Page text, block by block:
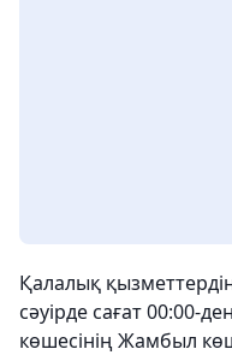
Қалалық
сәуірде сағат 00:00-
көшесінің Жамбыл